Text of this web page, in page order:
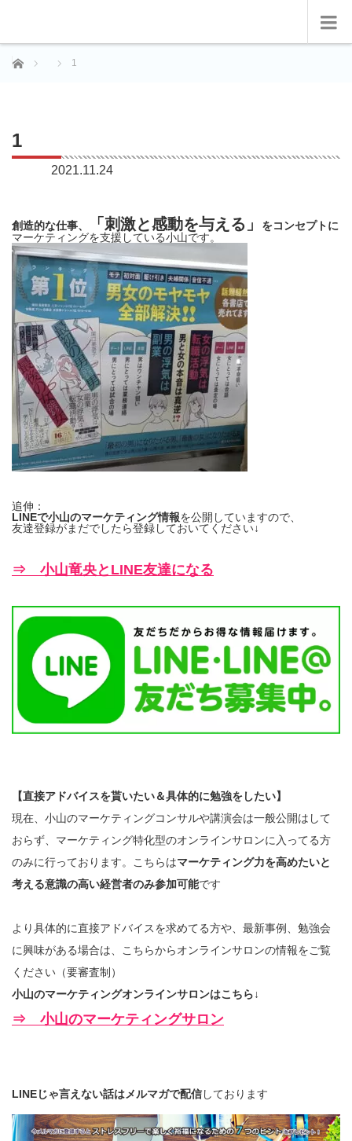
ホーム 1
1
2021.11.24
創造的な仕事、 「刺激と感動を与える」
をコンセプトに
マーケティングを支援している小山です。
追伸：
LINEで小山のマーケティング情報を公開していますので、
友達登録がまだでしたら登録しておいてください↓
⇒ 小山竜央とLINE友達になる
【直接アドバイスを貰いたい＆具体的に勉強をしたい】
現在、小山のマーケティングコンサルや講演会は一般公開はして
おらず、マーケティング特化型のオンラインサロンに入ってる方
のみに行っております。こちらはマーケティング力を高めたいと
考える意識の高い経営者のみ参加可能です
より具体的に直接アドバイスを求めてる方や、最新事例、勉強会
に興味がある場合は、こちらからオンラインサロンの情報をご覧
ください（要審査制）
小山のマーケティングオンラインサロンはこちら↓
⇒ 小山のマーケティングサロン
LINEじゃ言えない話はメルマガで配信しております